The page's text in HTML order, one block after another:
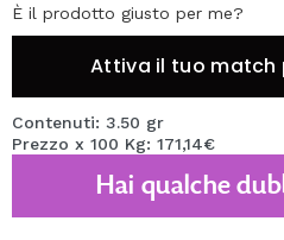
È il prodotto giusto per me?
Attiva il tuo match
Contenuti: 3.50 gr
Prezzo x 100 Kg: 171,14€
Hai qualche